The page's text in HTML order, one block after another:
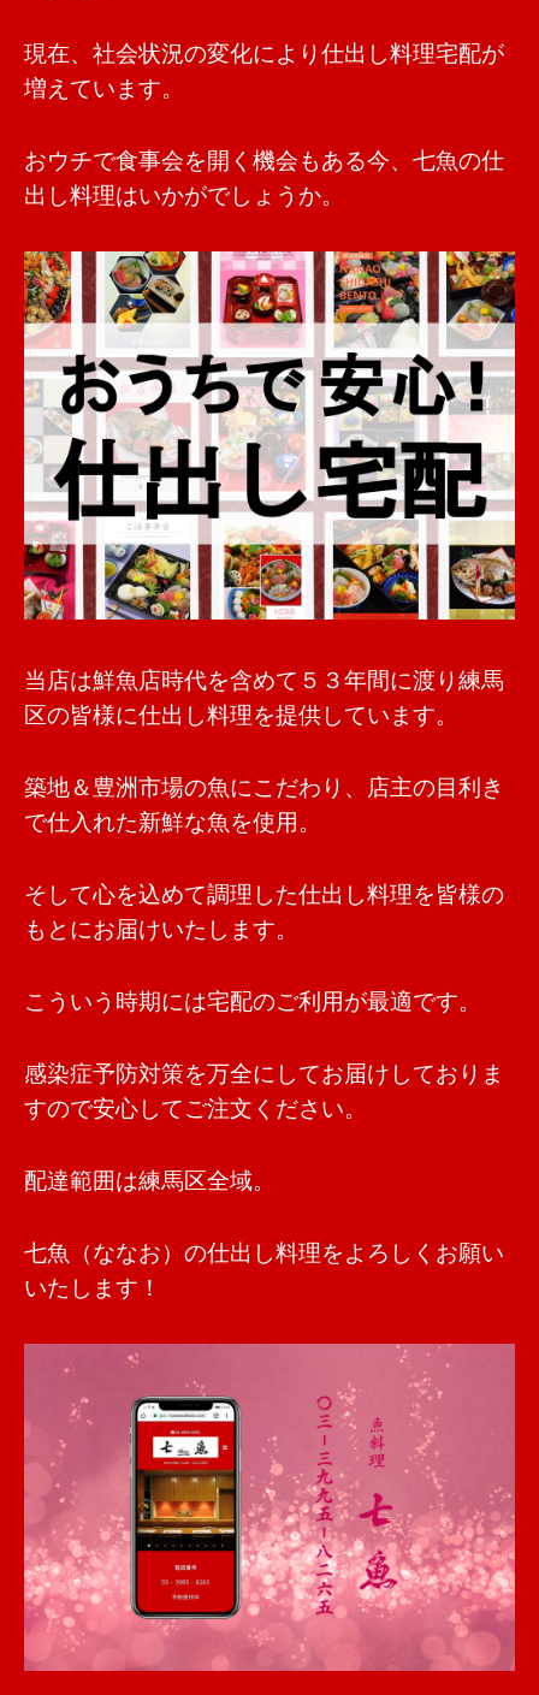
現在、社会状況の変化により仕出し料理宅配が
増えています。
おウチで食事会を開く機会もある今、七魚の仕
出し料理はいかがでしょうか。
当店は鮮魚店時代を含めて５３年間に渡り練馬
区の皆様に仕出し料理を提供しています。
築地＆豊洲市場の魚にこだわり、店主の目利き
で仕入れた新鮮な魚を使用。
そして心を込めて調理した仕出し料理を皆様の
もとにお届けいたします。
こういう時期には宅配のご利用が最適です。
感染症予防対策を万全にしてお届けしておりま
すので安心してご注文ください。
配達範囲は練馬区全域。
七魚（ななお）の仕出し料理をよろしくお願い
いたします！